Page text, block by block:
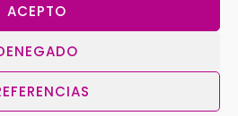
ACEPTO
de cookies